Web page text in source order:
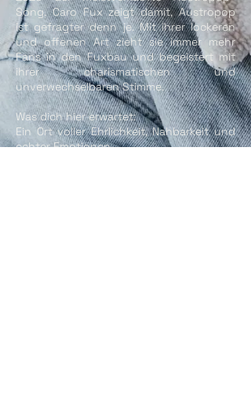
Song. Caro Fux zeigt damit, Austropop
ist gefragter denn je. Mit ihrer lockeren
und offenen Art zieht sie immer mehr
Fans in den Fuxbau und begeistert mit
ihrer charismatischen und
unverwechselbaren Stimme.
Was dich hier erwartet:
Ein Ort voller Ehrlichkeit, Nahbarkeit und
echter Emotionen.